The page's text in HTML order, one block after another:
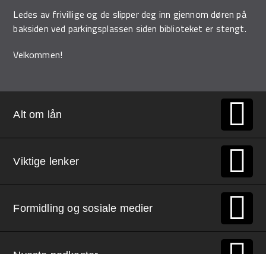
Ledes av frivillige og de slipper deg inn gjennom døren på
baksiden ved parkingsplassen siden biblioteket er stengt.
Velkommen!
Alt om lån
Viktige lenker
Formidling og sosiale medier